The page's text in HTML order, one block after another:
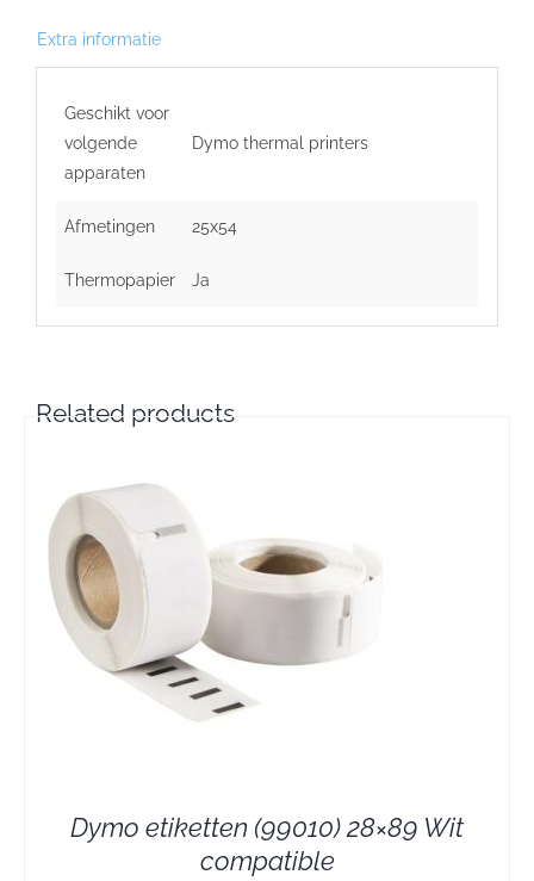
Extra informatie
Geschikt voor
volgende
apparaten
Dymo thermal printers
Afmetingen 25x54
Thermopapier Ja
Related products
Dymo etiketten (99010) 28×89 Wit
compatible